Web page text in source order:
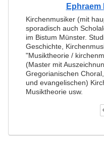
Ephraem
Kirchenmusiker (mit
sporadisch auch
im Bistum Münster.
Geschichte,
"Musiktheorie /
(Master mit
Gregorianischen
und evangelischen)
Musiktheorie usw.